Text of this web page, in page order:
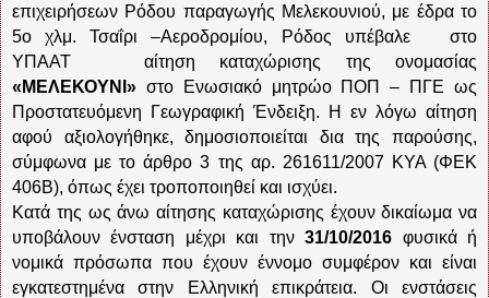
επιχειρήσεων Ρόδου παραγωγής Μελεκουνιού, με έδρα το
5ο χλμ. Τσαΐρι –Αεροδρομίου, Ρόδος υπέβαλε
στο
ΥΠΑΑΤ
αίτηση καταχώρισης της ονομασίας
«ΜΕΛΕΚΟΥΝΙ» στο Ενωσιακό μητρώο ΠΟΠ – ΠΓΕ ως
Προστατευόμενη Γεωγραφική Ένδειξη. Η εν λόγω αίτηση
αφού αξιολογήθηκε, δημοσιοποιείται δια της παρούσης,
σύμφωνα με το άρθρο 3 της αρ. 261611/2007 ΚΥΑ (ΦΕΚ
406Β), όπως έχει τροποποιηθεί και ισχύει.
Κατά της ως άνω αίτησης καταχώρισης έχουν δικαίωμα να
υποβάλουν ένσταση μέχρι και την31/10/2016 φυσικά ή
νομικά πρόσωπα που έχουν έννομο συμφέρον και είναι
εγκατεστημένα στην Ελληνική επικράτεια. Οι ενστάσεις